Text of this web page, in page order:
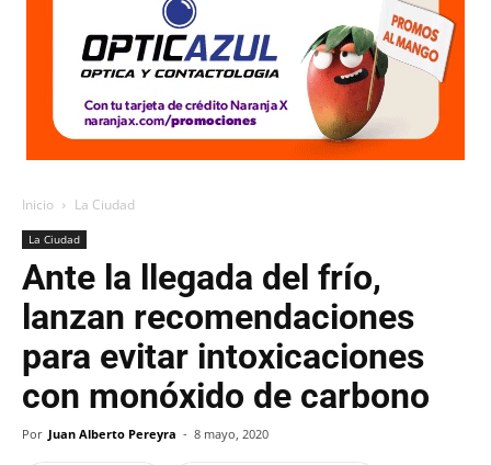
Inicio La Ciudad
La Ciudad
Ante la llegada del frío,
lanzan recomendaciones
para evitar intoxicaciones
con monóxido de carbono
Por Juan Alberto Pereyra - 8 mayo, 2020